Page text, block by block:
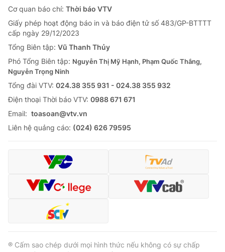
Cơ quan báo chí: Thời báo VTV
Giấy phép hoạt động báo in và báo điện tử số 483/GP-BTTTT
cấp ngày 29/12/2023
Tổng Biên tập: Vũ Thanh Thủy
Phó Tổng Biên tập: Nguyễn Thị Mỹ Hạnh, Phạm Quốc Thắng,
Nguyễn Trọng Ninh
Tổng đài VTV: 024.38 355 931 - 024.38 355 932
Ðiện thoại Thời báo VTV: 0988 671 671
Email: toasoan@vtv.vn
Liên hệ quảng cáo: (024) 626 79595
® Cấm sao chép dưới mọi hình thức nếu không có sự chấp